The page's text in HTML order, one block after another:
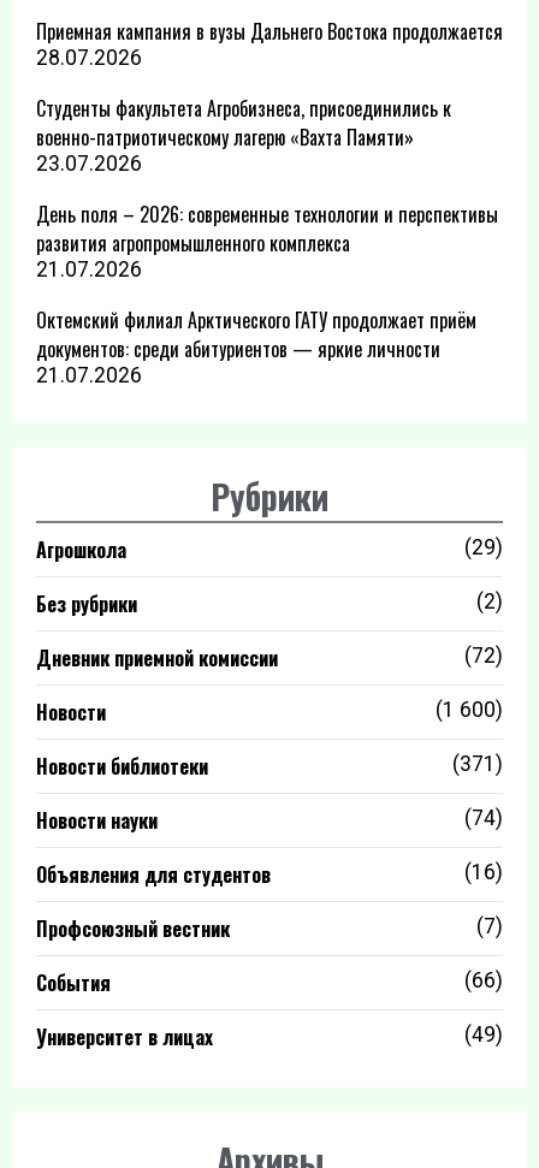
Приемная кампания в вузы Дальнего Востока продолжается
28.07.2026
Студенты факультета Агробизнеса, присоединились к
военно-патриотическому лагерю «Вахта Памяти»
23.07.2026
День поля – 2026: современные технологии и перспективы
развития агропромышленного комплекса
21.07.2026
Октемский филиал Арктического ГАТУ продолжает приём
документов: среди абитуриентов — яркие личности
21.07.2026
Рубрики
Агрошкола (29)
Без рубрики (2)
Дневник приемной комиссии (72)
Новости (1 600)
Новости библиотеки (371)
Новости науки (74)
Объявления для студентов (16)
Профсоюзный вестник (7)
События (66)
Университет в лицах (49)